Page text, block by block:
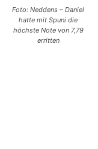
Foto: Neddens – Daniel
hatte mit Spuni die
höchste Note von 7,79
erritten